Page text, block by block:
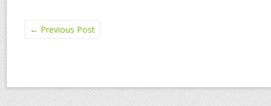
← Previous Post